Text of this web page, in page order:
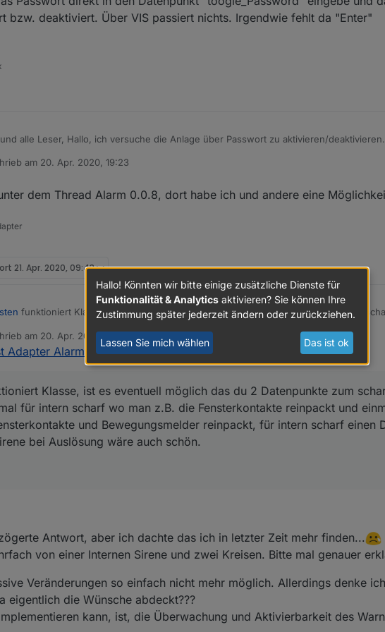
bzw. deaktiviert. Über VIS passiert nichts. Irgendwie fehlt da "Enter"
in den Datenpunkt "toogle_Password" eingebe und das Häckchen setze wird die
am 20. Apr. 2020, 19:23
editiert von
dem Thread Alarm 0.0.8, dort habe ich und andere eine
21. Apr. 2020, 09:43
funktioniert Klasse, ist es eventuell möglich das du 2 Datenpunkte zum scharf
reinpackt, für intern scharf einen Datenpunkt zum schalten einer Innensirene bei
auch schön.
am 20. Apr. 2020, 19:28
editiert von
Adapter Alarm 0.1.1:
Klasse, ist es eventuell möglich das du 2 Datenpunkte zum
für intern scharf wo man z.B. die Fensterkontakte reinpackt und
und Bewegungsmelder reinpackt, für intern scharf einen
bei Auslösung wäre auch schön.
Antwort, aber ich dachte das ich in letzter Zeit mehr finden...
von einer Internen Sirene und zwei Kreisen. Bitte mal genauer
Veränderungen so einfach nicht mehr möglich. Allerdings denke
eigentlich die Wünsche abdeckt???
kann, ist, die Überwachung und Aktivierbarkeit des
Hallo! Könnten wir bitte einige zusätzliche Dienste für
Funktionalität & Analytics aktivieren? Sie können Ihre
Zustimmung später jederzeit ändern oder zurückziehen.
Lassen Sie mich wählen Das ist ok